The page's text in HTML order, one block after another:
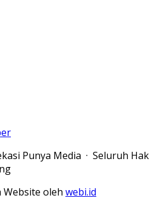
Punya Media · Seluruh Hak
Website oleh webi.id